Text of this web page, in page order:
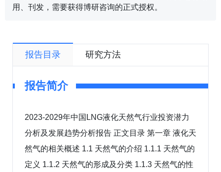
用、刊发，需要获得博研咨询的正式授权。
报告目录 研究方法
报告简介
2023-2029年中国LNG液化天然气行业投资潜力
分析及发展趋势分析报告 正文目录 第一章 液化天
然气的相关概述 1.1 天然气的介绍 1.1.1 天然气的
定义 1.1.2 天然气的形成及分类 1.1.3 天然气的性